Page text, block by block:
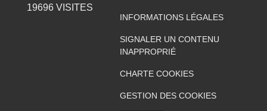
19696VISITES
INFORMATIONS LÉGALES
SIGNALER UN CONTENU
INAPPROPRIÉ
CHARTE COOKIES
GESTION DES COOKIES